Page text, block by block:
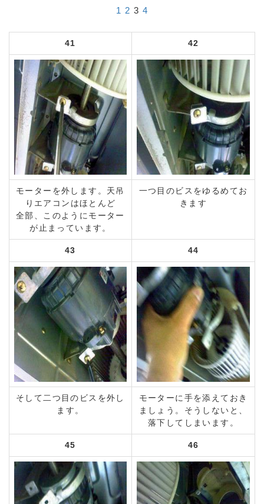
1 2 3 4
41 42
モーターを外します。天吊
りエアコンはほとんど
全部、このようにモーター
が止まっています。
一つ目のビスをゆるめてお
きます
43 44
そして二つ目のビスを外し
ます。
モーターに手を添えておき
ましょう。そうしないと、
落下してしまいます。
45 46